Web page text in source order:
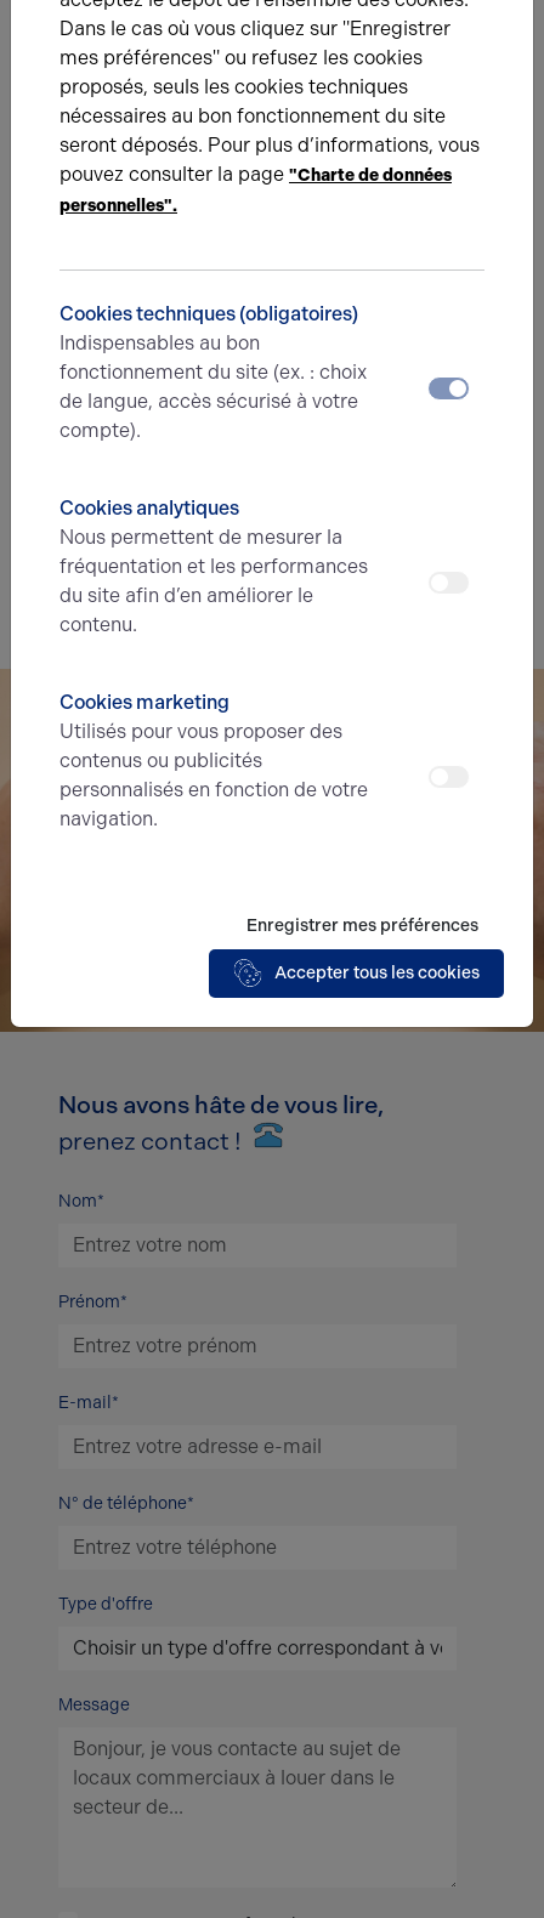
Total Cellule Activités
Total /
Eléments affichés non contractuels
B C D E F G
Diagnostic de performance énergétique
Diagnostic DPE en cours
Indice d'émission de gaz à effet de serre
Diagnostic GES en cours
Nous avons hâte de vous lire,
prenez contact !
Nom*
Prénom*
E-mail*
N° de téléphone*
Type d'offre
Message
Dans le cas où vous cliquez sur "Enregistrer
mes préférences" ou refusez les cookies
proposés, seuls les cookies techniques
nécessaires au bon fonctionnement du site
seront déposés. Pour plus d’informations, vous
pouvez consulter la page "Charte de données
personnelles".
Cookies techniques (obligatoires)
Indispensables au bon
fonctionnement du site (ex. : choix
de langue, accès sécurisé à votre
compte).
Cookies analytiques
Nous permettent de mesurer la
fréquentation et les performances
du site afin d’en améliorer le
contenu.
Cookies marketing
Utilisés pour vous proposer des
contenus ou publicités
personnalisés en fonction de votre
navigation.
Enregistrer mes préférences
Accepter tous les cookies